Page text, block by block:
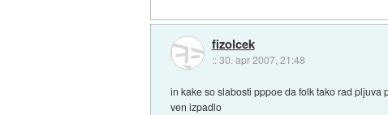
fizolcek
::30. apr 2007, 21:48
in kake so slabosti pppoe da folk tako rad
ven izpadlo